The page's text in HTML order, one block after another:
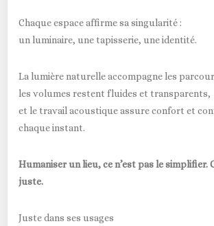
Chaque espace affirme sa singularité :
un luminaire, une tapisserie, une identité.
La lumière naturelle accompagne les
les volumes restent fluides et transparents,
et le travail acoustique assure confort et
chaque instant.
Humaniser un lieu, ce n’est pas le simplifier.
juste.
Juste dans ses usages